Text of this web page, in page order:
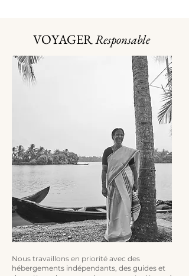
VOYAGERResponsable
Nous travaillons en priorité avec des
hébergements indépendants, des guides et